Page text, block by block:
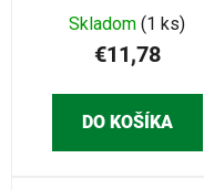
Skladom (1 ks)
€11,78
DO KOŠÍKA